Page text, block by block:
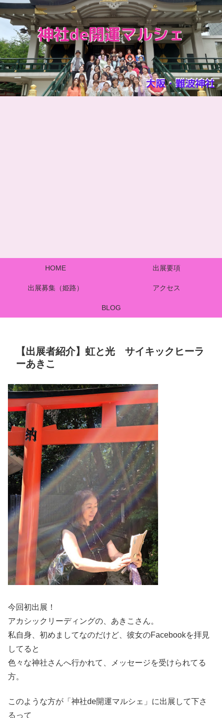
HOME 出展要項
出展募集（姫路） アクセス
BLOG
【出展者紹介】虹と光 サイキックヒーラ
ーあきこ
今回初出展！
アカシックリーディングの、あきこさん。
私自身、初めましてなのだけど、彼女のFacebookを拝見
してると
色々な神社さんへ行かれて、メッセージを受けられてる
方。
このような方が「神社de開運マルシェ」に出展して下さ
るって